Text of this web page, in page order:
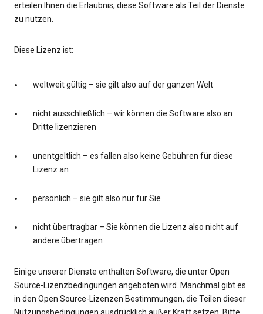
erteilen Ihnen die Erlaubnis, diese Software als Teil der Dienste
zu nutzen.
Diese Lizenz ist:
weltweit gültig – sie gilt also auf der ganzen Welt
nicht ausschließlich – wir können die Software also an
Dritte lizenzieren
unentgeltlich – es fallen also keine Gebühren für diese
Lizenz an
persönlich – sie gilt also nur für Sie
nicht übertragbar – Sie können die Lizenz also nicht auf
andere übertragen
Einige unserer Dienste enthalten Software, die unter Open
Source-Lizenzbedingungen angeboten wird. Manchmal gibt es
in den Open Source-Lizenzen Bestimmungen, die Teilen dieser